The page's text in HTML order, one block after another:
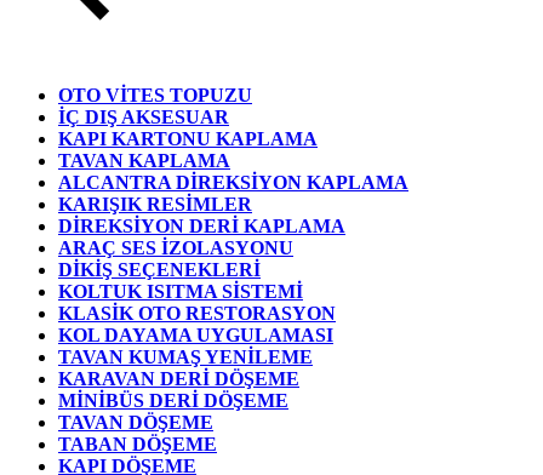
OTO VİTES TOPUZU
İÇ DIŞ AKSESUAR
KAPI KARTONU KAPLAMA
TAVAN KAPLAMA
ALCANTRA DİREKSİYON KAPLAMA
KARIŞIK RESİMLER
DİREKSİYON DERİ KAPLAMA
ARAÇ SES İZOLASYONU
DİKİŞ SEÇENEKLERİ
KOLTUK ISITMA SİSTEMİ
KLASİK OTO RESTORASYON
KOL DAYAMA UYGULAMASI
TAVAN KUMAŞ YENİLEME
KARAVAN DERİ DÖŞEME
MİNİBÜS DERİ DÖŞEME
TAVAN DÖŞEME
TABAN DÖŞEME
KAPI DÖŞEME